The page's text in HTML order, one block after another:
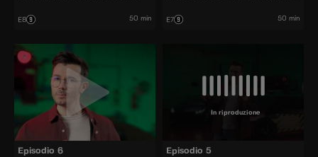
E8 50 min E7 50 min
Episodio 6
In riproduzione
Episodio 5